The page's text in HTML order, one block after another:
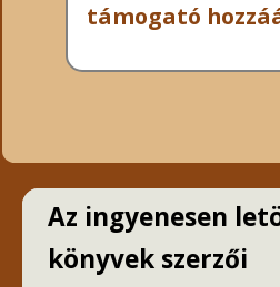
támogató
Az ingyenesen
könyvek szerzői